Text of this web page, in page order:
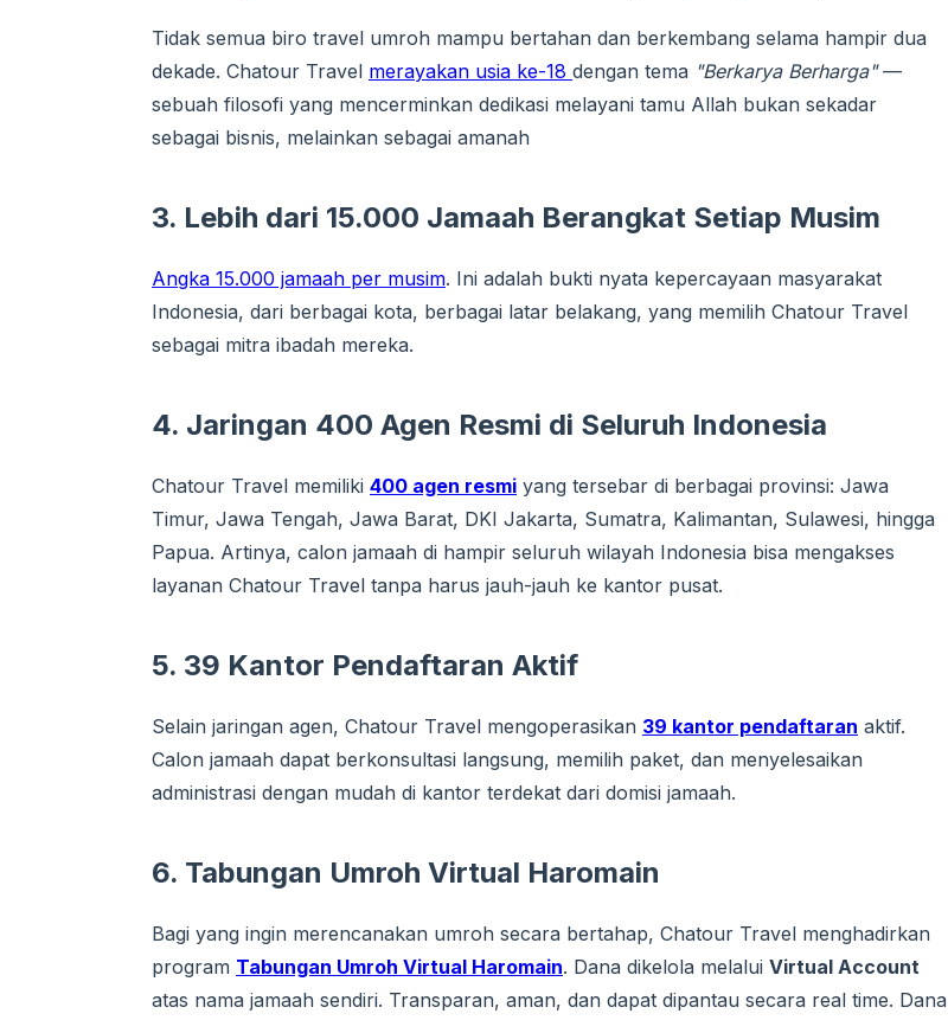
Tidak semua biro travel umroh mampu bertahan dan berkembang selama hampir dua
dekade. Chatour Travel merayakan usia ke-18 dengan tema "Berkarya Berharga"—
sebuah filosofi yang mencerminkan dedikasi melayani tamu Allah bukan sekadar
sebagai bisnis, melainkan sebagai amanah
3. Lebih dari 15.000 Jamaah Berangkat Setiap Musim
Angka 15.000 jamaah per musim. Ini adalah bukti nyata kepercayaan masyarakat
Indonesia, dari berbagai kota, berbagai latar belakang, yang memilih Chatour Travel
sebagai mitra ibadah mereka.
4. Jaringan 400 Agen Resmi di Seluruh Indonesia
Chatour Travel memiliki 400 agen resmi yang tersebar di berbagai provinsi: Jawa
Timur, Jawa Tengah, Jawa Barat, DKI Jakarta, Sumatra, Kalimantan, Sulawesi, hingga
Papua. Artinya, calon jamaah di hampir seluruh wilayah Indonesia bisa mengakses
layanan Chatour Travel tanpa harus jauh-jauh ke kantor pusat.
5. 39 Kantor Pendaftaran Aktif
Selain jaringan agen, Chatour Travel mengoperasikan 39 kantor pendaftaran aktif.
Calon jamaah dapat berkonsultasi langsung, memilih paket, dan menyelesaikan
administrasi dengan mudah di kantor terdekat dari domisi jamaah.
6. Tabungan Umroh Virtual Haromain
Bagi yang ingin merencanakan umroh secara bertahap, Chatour Travel menghadirkan
program Tabungan Umroh Virtual Haromain. Dana dikelola melalui Virtual Account
atas nama jamaah sendiri. Transparan, aman, dan dapat dipantau secara real time. Dana